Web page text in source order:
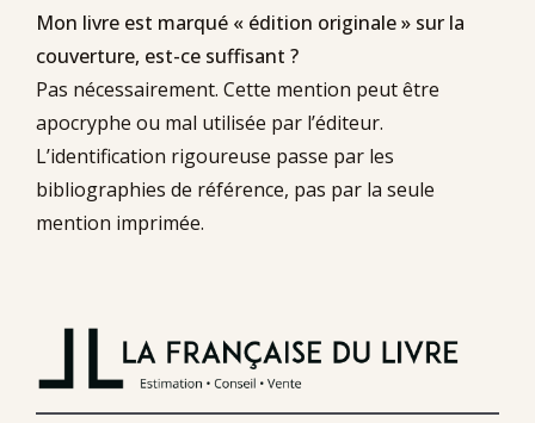
Mon livre est marqué « édition originale » sur la
couverture, est-ce suffisant ?
Pas nécessairement. Cette mention peut être
apocryphe ou mal utilisée par l’éditeur.
L’identification rigoureuse passe par les
bibliographies de référence, pas par la seule
mention imprimée.